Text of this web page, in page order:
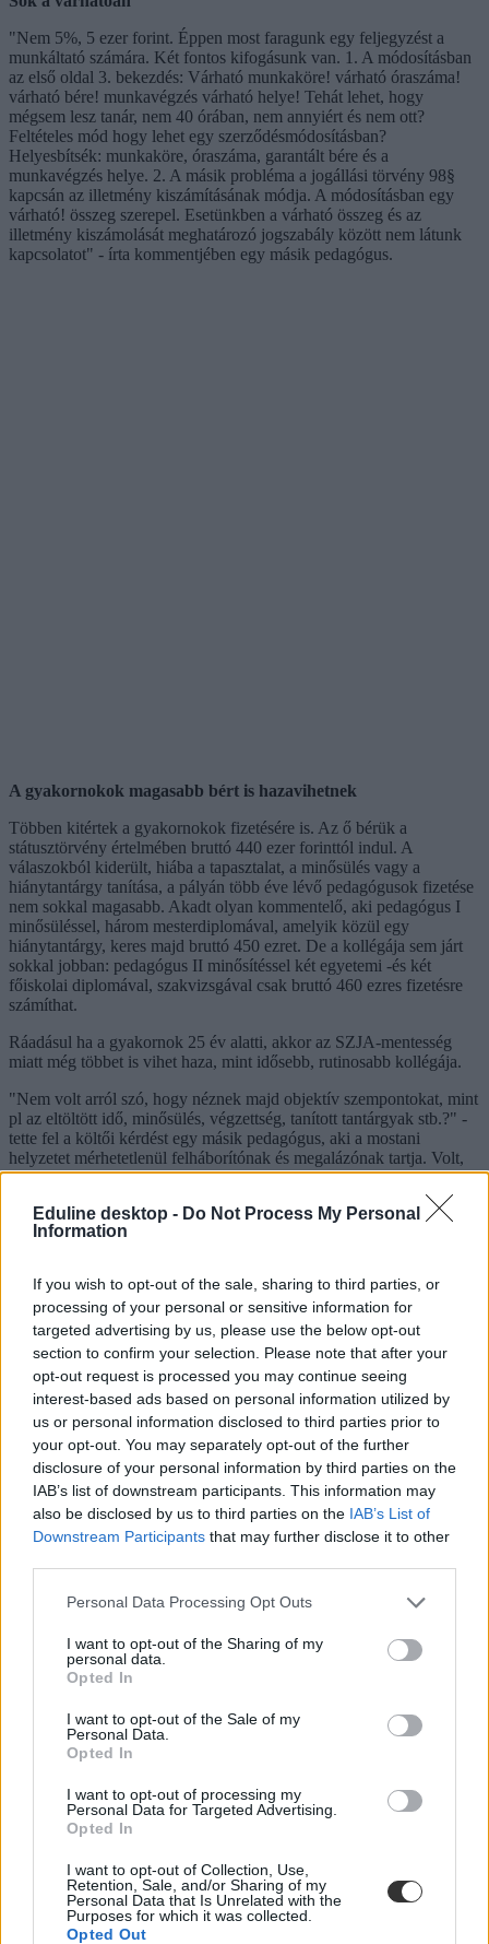
Eduline desktop - Do Not Process My Personal
Information
If you wish to opt-out of the sale, sharing to third parties, or
processing of your personal or sensitive information for
targeted advertising by us, please use the below opt-out
section to confirm your selection. Please note that after your
opt-out request is processed you may continue seeing
interest-based ads based on personal information utilized by
us or personal information disclosed to third parties prior to
your opt-out. You may separately opt-out of the further
disclosure of your personal information by third parties on the
IAB’s list of downstream participants. This information may
also be disclosed by us to third parties on the IAB’s List of
Downstream Participants that may further disclose it to other
Personal Data Processing Opt Outs
I want to opt-out of the Sharing of my
personal data.
Opted In
I want to opt-out of the Sale of my
Personal Data.
Opted In
I want to opt-out of processing my
Personal Data for Targeted Advertising.
Opted In
I want to opt-out of Collection, Use,
Retention, Sale, and/or Sharing of my
Personal Data that Is Unrelated with the
Purposes for which it was collected.
Opted Out
"Nem 5%, 5 ezer forint. Éppen most faragunk egy feljegyzést a
munkáltató számára. Két fontos kifogásunk van. 1. A módosításban
az első oldal 3. bekezdés: Várható munkaköre! várható óraszáma!
várható bére! munkavégzés várható helye! Tehát lehet, hogy
mégsem lesz tanár, nem 40 órában, nem annyiért és nem ott?
Feltételes mód hogy lehet egy szerződésmódosításban?
Helyesbítsék: munkaköre, óraszáma, garantált bére és a
munkavégzés helye. 2. A másik probléma a jogállási törvény 98§
kapcsán az illetmény kiszámításának módja. A módosításban egy
várható! összeg szerepel. Esetünkben a várható összeg és az
illetmény kiszámolását meghatározó jogszabály között nem látunk
kapcsolatot" - írta kommentjében egy másik pedagógus.
A gyakornokok magasabb bért is hazavihetnek
Többen kitértek a gyakornokok fizetésére is. Az ő bérük a
státusztörvény értelmében bruttó 440 ezer forinttól indul. A
válaszokból kiderült, hiába a tapasztalat, a minősülés vagy a
hiánytantárgy tanítása, a pályán több éve lévő pedagógusok fizetése
nem sokkal magasabb. Akadt olyan kommentelő, aki pedagógus I
minősüléssel, három mesterdiplomával, amelyik közül egy
hiánytantárgy, keres majd bruttó 450 ezret. De a kollégája sem járt
sokkal jobban: pedagógus II minősítéssel két egyetemi -és két
főiskolai diplomával, szakvizsgával csak bruttó 460 ezres fizetésre
számíthat.
Ráadásul ha a gyakornok 25 év alatti, akkor az SZJA-mentesség
miatt még többet is vihet haza, mint idősebb, rutinosabb kollégája.
"Nem volt arról szó, hogy néznek majd objektív szempontokat, mint
pl az eltöltött idő, minősülés, végzettség, tanított tantárgyak stb.?" -
tette fel a költői kérdést egy másik pedagógus, aki a mostani
helyzetet mérhetetlenül felháborítónak és megalázónak tartja. Volt,
aki úgy fogalmazott, nem a gyakornok fizetése magas, hanem a
Néhányan arra voltak kíváncsiak, ismer-e valaki olyan tanárt, aki
Mit tegyen a pedagógus, ha megkapja az új munkaszerződését?
Pedagógusok Szakszervezete (PSZ) közösségi oldalánnéhány
pontban összefoglalta, mit érdemes tenni azoknak a tanároknak, akik
már megkapták az új munkaszerződésüket.
Ezek közül az első, legfontosabb, hogy a tájékoztatás átvételén kívül
senki semmit ne írjon alá azonnal. Arról, hogy valaki elfogadja-e a
státusztörvény alapján írt szerződését, szeptember 29-ig kell
nyilatkoznia. Rendkívül fontos alaposan átolvasni, majd átgondolni
a szerződést, mert hosszú időre ez fogja befolyásolni a
munkafeltételeket, juttatásokat. Ha pedig valaki a szerződésében
problémás pontot talál, kérjen a helyi szakszervezettől segítséget.